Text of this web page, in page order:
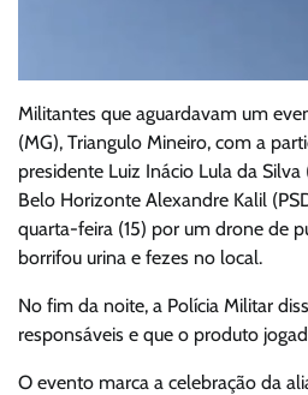
Militantes que aguardavam um
(MG), Triangulo Mineiro, com a
presidente Luiz Inácio Lula da
Belo Horizonte Alexandre Kalil
quarta-feira (15) por um drone de
borrifou urina e fezes no local.
No fim da noite, a Polícia Militar
responsáveis e que o produto
O evento marca a celebração da